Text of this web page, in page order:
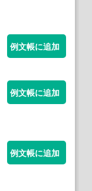
例文帳に追加
例文帳に追加
例文帳に追加